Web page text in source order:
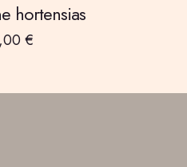
hortensias
€